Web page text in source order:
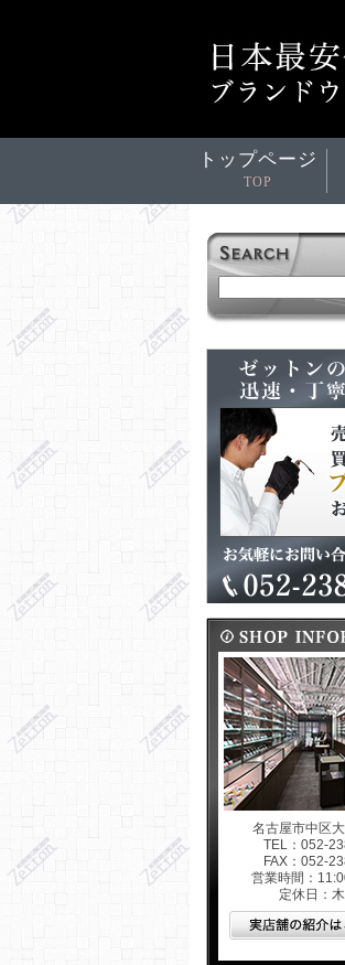
トップページ
TOP
名古屋市中区
TEL：052-
FAX：052-
営業時間：
定休日：